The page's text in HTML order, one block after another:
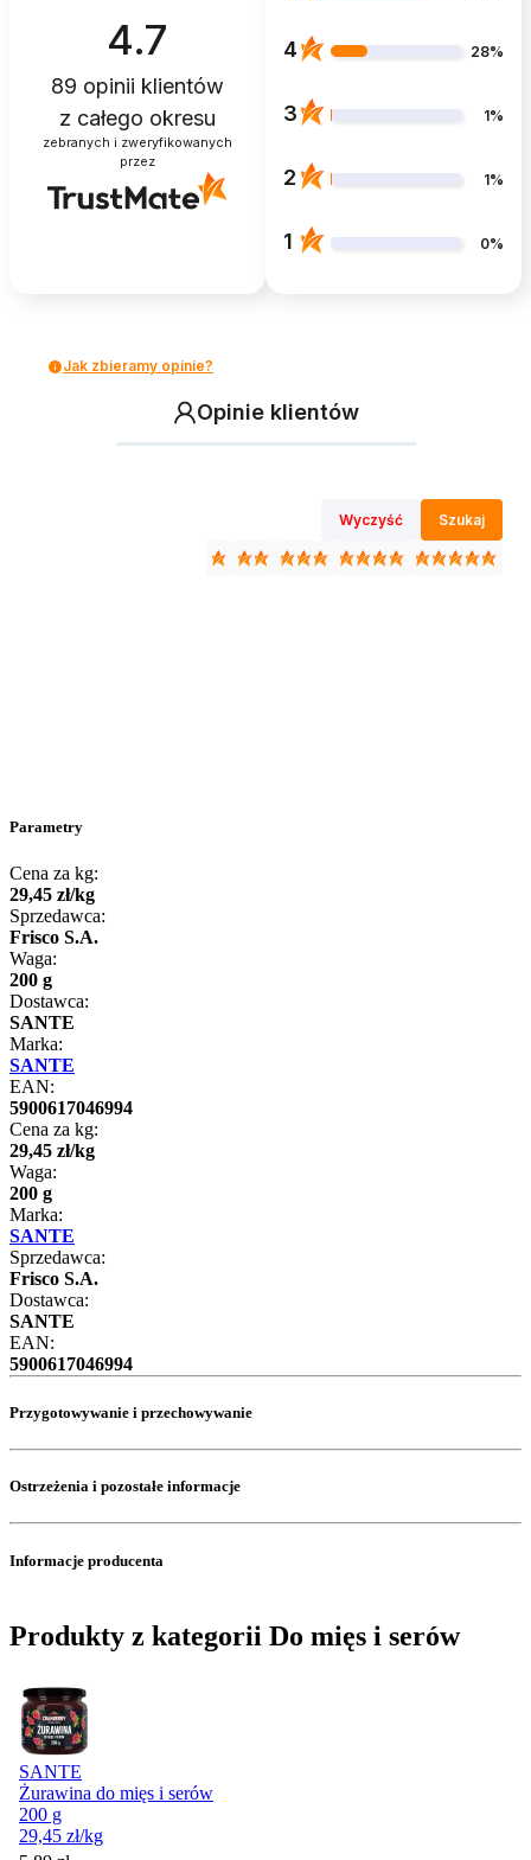
4.7
89 opinii klientów
z całego okresu
zebranych i zweryfikowanych
przez
4 28%
3 1%
2 1%
1 0%
Jak zbieramy opinie?
Opinie klientów
Wyczyść Szukaj
Parametry
Cena za kg:
29,45 zł/kg
Sprzedawca:
Frisco S.A.
Waga:
200 g
Dostawca:
SANTE
Marka:
SANTE
EAN:
5900617046994
Cena za kg:
29,45 zł/kg
Waga:
200 g
Marka:
SANTE
Sprzedawca:
Frisco S.A.
Dostawca:
SANTE
EAN:
5900617046994
Przygotowywanie i przechowywanie
Ostrzeżenia i pozostałe informacje
Informacje producenta
Produkty z kategorii Do mięs i serów
SANTE
Żurawina do mięs i serów
200 g
29,45 zł/kg